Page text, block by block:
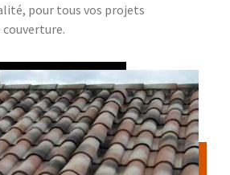
pour tous vos projets